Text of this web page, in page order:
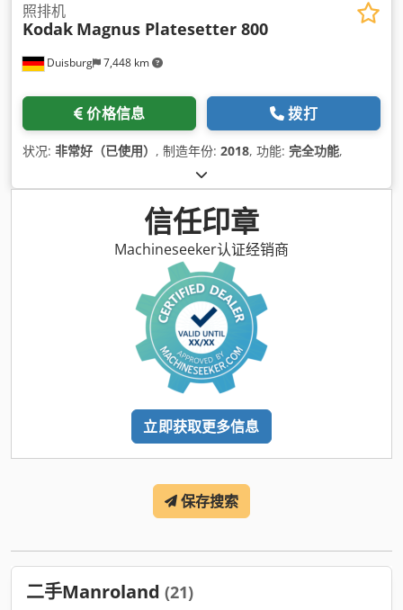
Duisburg 7,448 km
照排机
Kodak Magnus Platesetter 800
价格信息 拨打
状况: 非常好（已使用） , 制造年份: 2018, 功能: 完全功能,
信任印章
Machineseeker认证经销商
立即获取更多信息
保存搜索
二手Manroland (21)